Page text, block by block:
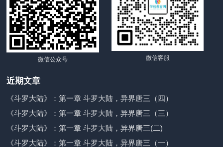
微信公众号 微信客服
近期文章
《斗罗大陆》：第一章 斗罗大陆，异界唐三（四）
《斗罗大陆》：第一章 斗罗大陆，异界唐三（三）
《斗罗大陆》：第一章 斗罗大陆，异界唐三(二)
《斗罗大陆》：第一章 斗罗大陆，异界唐三（一）